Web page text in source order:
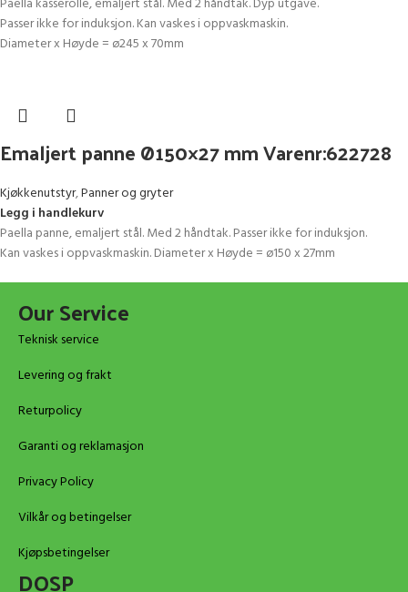
Passer ikke for induksjon. Kan vaskes i oppvaskmaskin.
Diameter x Høyde = ø245 x 70mm
Emaljert panne Ø150×27 mm Varenr:622728
Kjøkkenutstyr,Panner og gryter
Legg i handlekurv
Paella panne, emaljert stål. Med 2 håndtak. Passer ikke for induksjon.
Kan vaskes i oppvaskmaskin. Diameter x Høyde = ø150 x 27mm
Our Service
Teknisk service
Levering og frakt
Returpolicy
Garanti og reklamasjon
Privacy Policy
Vilkår og betingelser
Kjøpsbetingelser
DOSP